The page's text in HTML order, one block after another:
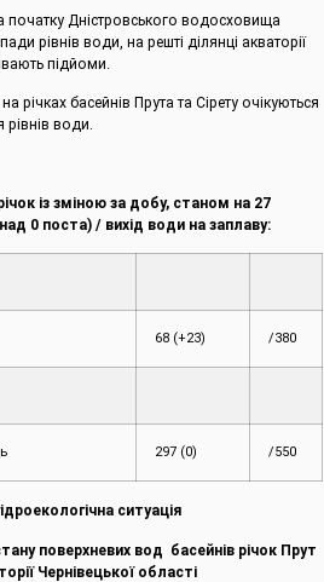
початку Дністровського водосховища
рівнів води, на решті ділянці акваторії
підйоми.
річках басейнів Прута та Сірету очікуються
води.
із зміною за добу, станом на 27
0 поста) / вихід води на заплаву:
68 (+23) /380
297 (0) /550
ситуація
поверхневих вод басейнів річок Прут
Чернівецької області